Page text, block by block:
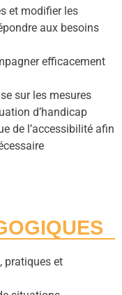
et modifier les
aux besoins
efficacement
sur les mesures
d’handicap
de l’accessibilité afin
pratiques et